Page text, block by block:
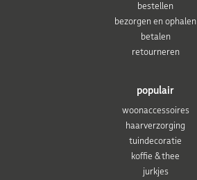
populair
woonaccessoires
haarverzorging
tuindecoratie
koffie & thee
jurkjes
bestellen
bezorgen en ophalen
betalen
retourneren